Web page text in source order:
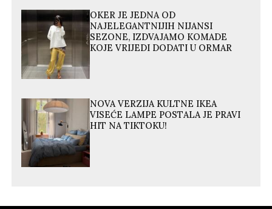
OKER JE JEDNA OD
NAJELEGANTNIJIH NIJANSI
SEZONE, IZDVAJAMO KOMADE
KOJE VRIJEDI DODATI U ORMAR
NOVA VERZIJA KULTNE IKEA
VISEĆE LAMPE POSTALA JE PRAVI
HIT NA TIKTOKU!